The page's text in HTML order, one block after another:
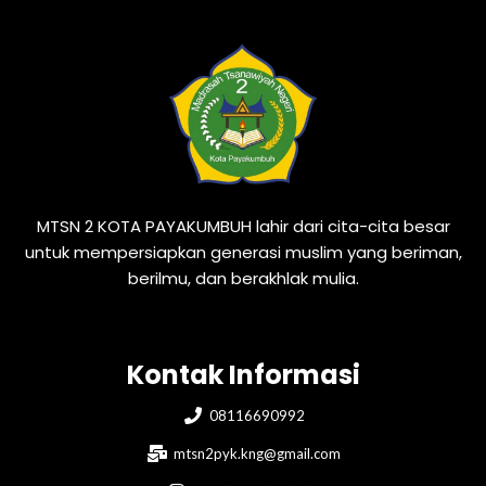
MTSN 2 KOTA PAYAKUMBUH lahir dari cita-cita besar
untuk mempersiapkan generasi muslim yang beriman,
berilmu, dan berakhlak mulia.
Kontak Informasi
08116690992
mtsn2pyk.kng@gmail.com